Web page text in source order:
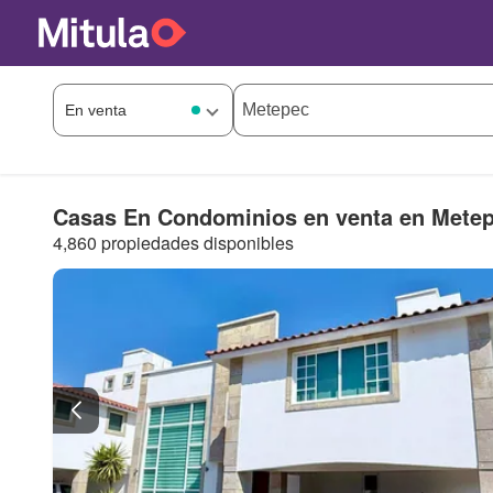
Casas En Condominios en venta en
4,860 propiedades disponibles